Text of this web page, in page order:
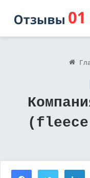
FacebookTwitter